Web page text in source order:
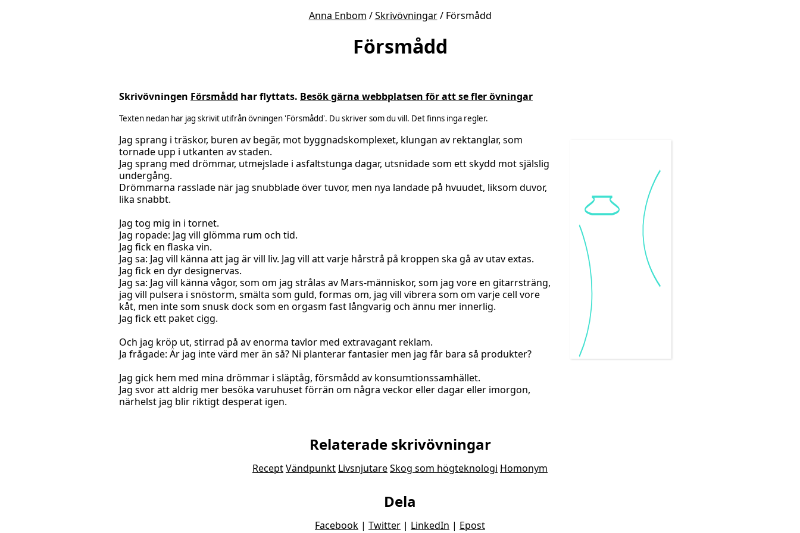
Anna Enbom /Skrivövningar/ Försmådd
Försmådd
Skrivövningen Försmådd har flyttats. Besök gärna webbplatsen för att se fler övningar
Texten nedan har jag skrivit utifrån övningen 'Försmådd'. Du skriver som du vill. Det finns inga regler.
Jag sprang i träskor, buren av begär, mot byggnadskomplexet, klungan av rektanglar, som
tornade upp i utkanten av staden.
Jag sprang med drömmar, utmejslade i asfaltstunga dagar, utsnidade som ett skydd mot själslig
undergång.
Drömmarna rasslade när jag snubblade över tuvor, men nya landade på hvuudet, liksom duvor,
lika snabbt.
Jag tog mig in i tornet.
Jag ropade: Jag vill glömma rum och tid.
Jag fick en flaska vin.
Jag sa: Jag vill känna att jag är vill liv. Jag vill att varje hårstrå på kroppen ska gå av utav extas.
Jag fick en dyr designervas.
Jag sa: Jag vill känna vågor, som om jag strålas av Mars-människor, som jag vore en gitarrsträng,
jag vill pulsera i snöstorm, smälta som guld, formas om, jag vill vibrera som om varje cell vore
kåt, men inte som snusk dock som en orgasm fast långvarig och ännu mer innerlig.
Jag fick ett paket cigg.
Och jag kröp ut, stirrad på av enorma tavlor med extravagant reklam.
Ja frågade: Är jag inte värd mer än så? Ni planterar fantasier men jag får bara så produkter?
Jag gick hem med mina drömmar i släptåg, försmådd av konsumtionssamhället.
Jag svor att aldrig mer besöka varuhuset förrän om några veckor eller dagar eller imorgon,
närhelst jag blir riktigt desperat igen.
Relaterade skrivövningar
ReceptVändpunkt LivsnjutareSkog som högteknologi Homonym
Dela
Facebook | Twitter | LinkedIn | Epost